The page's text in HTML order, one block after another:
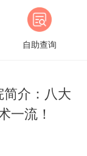
自助查询
介：八大
一流！